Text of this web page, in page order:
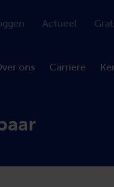
Actueel
ons Carrière